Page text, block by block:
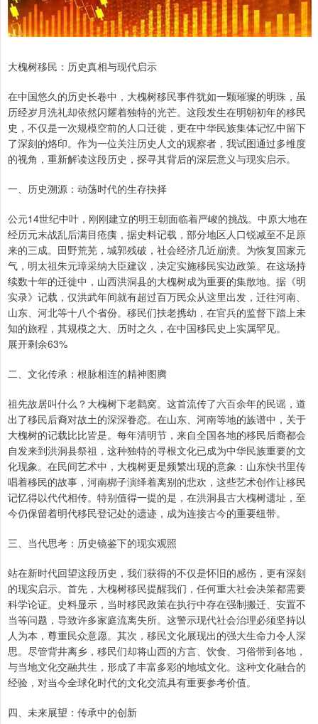
大槐树移民：历史真相与现代启示
在中国悠久的历史长卷中，大槐树移民事件犹如一颗璀璨的明珠，虽
历经岁月洗礼却依然闪耀着独特的光芒。这段发生在明朝初年的移民
史，不仅是一次规模空前的人口迁徙，更在中华民族集体记忆中留下
了深刻的烙印。作为一位关注历史人文的观察者，我试图通过多维度
的视角，重新解读这段历史，探寻其背后的深层意义与现实启示。
一、历史溯源：动荡时代的生存抉择
公元14世纪中叶，刚刚建立的明王朝面临着严峻的挑战。中原大地在
经历元末战乱后满目疮痍，据史料记载，部分地区人口锐减至不足原
来的三成。田野荒芜，城郭残破，社会经济几近崩溃。为恢复国家元
气，明太祖朱元璋采纳大臣建议，决定实施移民实边政策。在这场持
续数十年的迁徙中，山西洪洞县的大槐树成为重要的集散地。据《明
实录》记载，仅洪武年间就有超过百万民众从这里出发，迁往河南、
山东、河北等十八个省份。移民们扶老携幼，在官兵的监督下踏上未
知的旅程，其规模之大、历时之久，在中国移民史上实属罕见。
展开剩余63%
二、文化传承：根脉相连的精神图腾
祖先故居叫什么？大槐树下老鹳窝。这首流传了六百余年的民谣，道
出了移民后裔对故土的深深眷恋。在山东、河南等地的族谱中，关于
大槐树的记载比比皆是。每年清明节，来自全国各地的移民后裔都会
自发来到洪洞县祭祖，这种独特的寻根文化已成为中华民族重要的文
化现象。在民间艺术中，大槐树更是频繁出现的意象：山东快书里传
唱着移民的故事，河南梆子演绎着离别的悲欢，这些艺术创作让移民
记忆得以代代相传。特别值得一提的是，在洪洞县古大槐树遗址，至
今仍保留着明代移民登记处的遗迹，成为连接古今的重要纽带。
三、当代思考：历史镜鉴下的现实观照
站在新时代回望这段历史，我们获得的不仅是怀旧的感伤，更有深刻
的现实启示。首先，大槐树移民提醒我们，任何重大社会决策都需要
科学论证。史料显示，当时移民政策在执行中存在强制搬迁、安置不
当等问题，导致许多家庭流离失所。这警示现代社会治理必须坚持以
人为本，尊重民众意愿。其次，移民文化展现出的强大生命力令人深
思。尽管背井离乡，移民们却将山西的方言、饮食、习俗带到各地，
与当地文化交融共生，形成了丰富多彩的地域文化。这种文化融合的
经验，对当今全球化时代的文化交流具有重要参考价值。
四、未来展望：传承中的创新